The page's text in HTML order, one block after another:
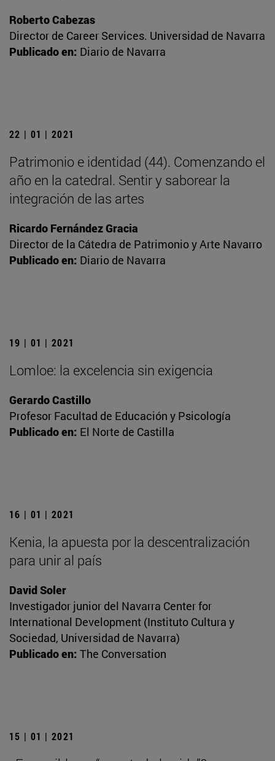
Roberto Cabezas
Director de Career Services. Universidad de Navarra
Publicado en: Diario de Navarra
22 | 01 | 2021
Patrimonio e identidad (44). Comenzando el
año en la catedral. Sentir y saborear la
integración de las artes
Ricardo Fernández Gracia
Director de la Cátedra de Patrimonio y Arte Navarro
Publicado en: Diario de Navarra
19 | 01 | 2021
Lomloe: la excelencia sin exigencia
Gerardo Castillo
Profesor Facultad de Educación y Psicología
Publicado en: El Norte de Castilla
16 | 01 | 2021
Kenia, la apuesta por la descentralización
para unir al país
David Soler
Investigador junior del Navarra Center for
International Development (Instituto Cultura y
Sociedad, Universidad de Navarra)
Publicado en: The Conversation
15 | 01 | 2021